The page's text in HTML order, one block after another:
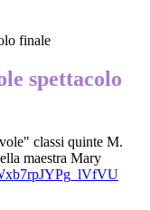
finale
spettacolo
classi quinte M.
maestra Mary